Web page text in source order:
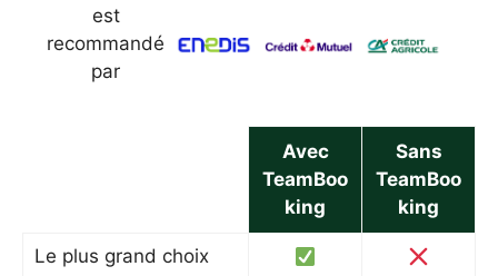
est
recommandé
par
Avec
TeamBoo
king
Sans
TeamBoo
king
Le plus grand choix